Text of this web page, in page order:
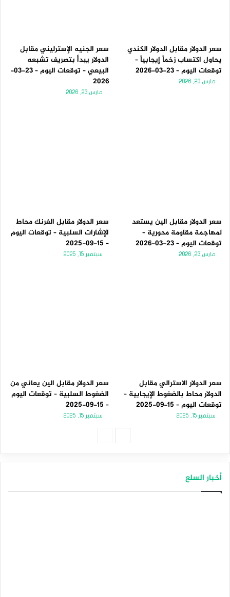
سعر الدولار مقابل الدولار الكندي
يحاول اكتساب زخماً إيجابياً –
توقعات اليوم – 23-03-2026
مارس 23, 2026
سعر الجنيه الإسترليني مقابل
الدولار يبدأ بتصريف تشبعه
البيعي – توقعات اليوم – 23-03-
2026
مارس 23, 2026
سعر الدولار مقابل الين يستعد
لمهاجمة مقاومة محورية –
توقعات اليوم – 23-03-2026
مارس 23, 2026
سعر الدولار مقابل الفرنك محاط
الإشارات السلبية – توقعات اليوم
– 15-09-2025
سبتمبر 15, 2025
سعر الدولار الاسترالي مقابل
الدولار محاط بالضغوط الإيجابية –
توقعات اليوم – 15-09-2025
سبتمبر 15, 2025
سعر الدولار مقابل الين يعاني من
الضغوط السلبية – توقعات اليوم
– 15-09-2025
سبتمبر 15, 2025
أخبار السلع